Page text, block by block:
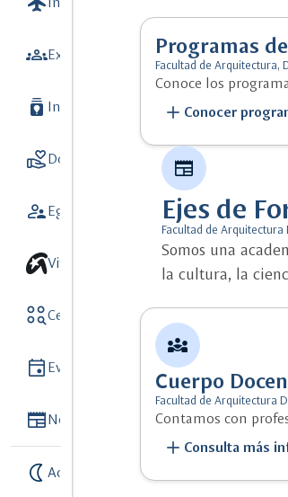
groupsExtensión y Vinculación con el medio
batch_prediction Investigación
volunteer_activismDonaciones
supervisor_accountEgresados
Vive unisalle
action_keyCentros y Observatorios
event Eventos
NewspaperNoticias
nightlight Activar modo noche
Programas
Facultad de Arquitectura,
Conoce los
add Conocer
newspaper
Ejes de
Facultad de Arquitectura
Somos una
la cultura, la
diversity_3
Cuerpo
Facultad de Arquitectura
Contamos con
add Consulta más